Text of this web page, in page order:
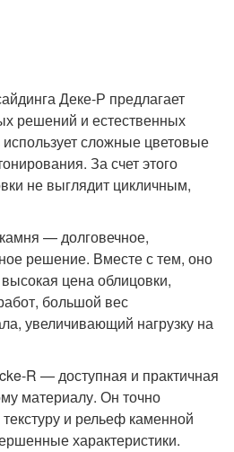
Деке-Р предлагает
решений и естественных
использует сложные цветовые
За счет этого
не выглядит цикличным,
— долговечное,
решение. Вместе с тем, оно
цена облицовки,
большой вес
увеличивающий нагрузку на
R — доступная и практичная
материалу. Он точно
и рельеф каменной
характеристики.